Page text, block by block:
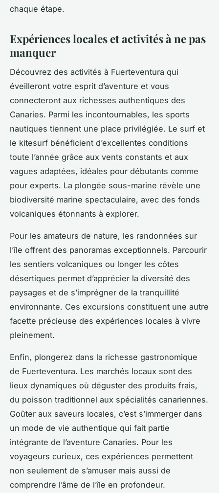
chaque étape.
Expériences locales et activités à ne pas
manquer
Découvrez des activités à Fuerteventura qui
éveilleront votre esprit d’aventure et vous
connecteront aux richesses authentiques des
Canaries. Parmi les incontournables, les sports
nautiques tiennent une place privilégiée. Le surf et
le kitesurf bénéficient d’excellentes conditions
toute l’année grâce aux vents constants et aux
vagues adaptées, idéales pour débutants comme
pour experts. La plongée sous-marine révèle une
biodiversité marine spectaculaire, avec des fonds
volcaniques étonnants à explorer.
Pour les amateurs de nature, les randonnées sur
l’île offrent des panoramas exceptionnels. Parcourir
les sentiers volcaniques ou longer les côtes
désertiques permet d’apprécier la diversité des
paysages et de s’imprégner de la tranquillité
environnante. Ces excursions constituent une autre
facette précieuse des expériences locales à vivre
pleinement.
Enfin, plongerez dans la richesse gastronomique
de Fuerteventura. Les marchés locaux sont des
lieux dynamiques où déguster des produits frais,
du poisson traditionnel aux spécialités canariennes.
Goûter aux saveurs locales, c’est s’immerger dans
un mode de vie authentique qui fait partie
intégrante de l’aventure Canaries. Pour les
voyageurs curieux, ces expériences permettent
non seulement de s’amuser mais aussi de
comprendre l’âme de l’île en profondeur.